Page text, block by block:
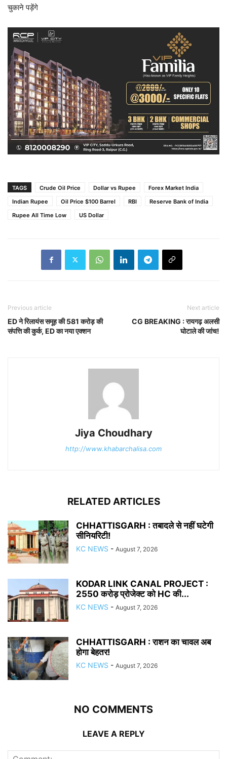
चुकाने पड़ेंगे
TAGS Crude Oil Price Dollar vs Rupee
Forex Market India
Indian Rupee
Oil Price $100 Barrel RBI
Reserve Bank of India
Rupee All Time Low
US Dollar
Previous article
ED ने रिलायंस समूह की 581 करोड़ की
संपत्ति की कुर्क, ED का नया एक्शन
Next article
CG BREAKING : रायगढ़ अलसी
घोटाले की जांच!
Jiya Choudhary
http://www.khabarchalisa.com
RELATED ARTICLES
CHHATTISGARH : तबादले से नहीं घटेगी
सीनियरिटी!
KC NEWS - August 7, 2026
KODAR LINK CANAL PROJECT :
2550 करोड़ प्रोजेक्ट को HC की...
KC NEWS - August 7, 2026
CHHATTISGARH : राशन का चावल अब
होगा बेहतर!
KC NEWS - August 7, 2026
NO COMMENTS
LEAVE A REPLY